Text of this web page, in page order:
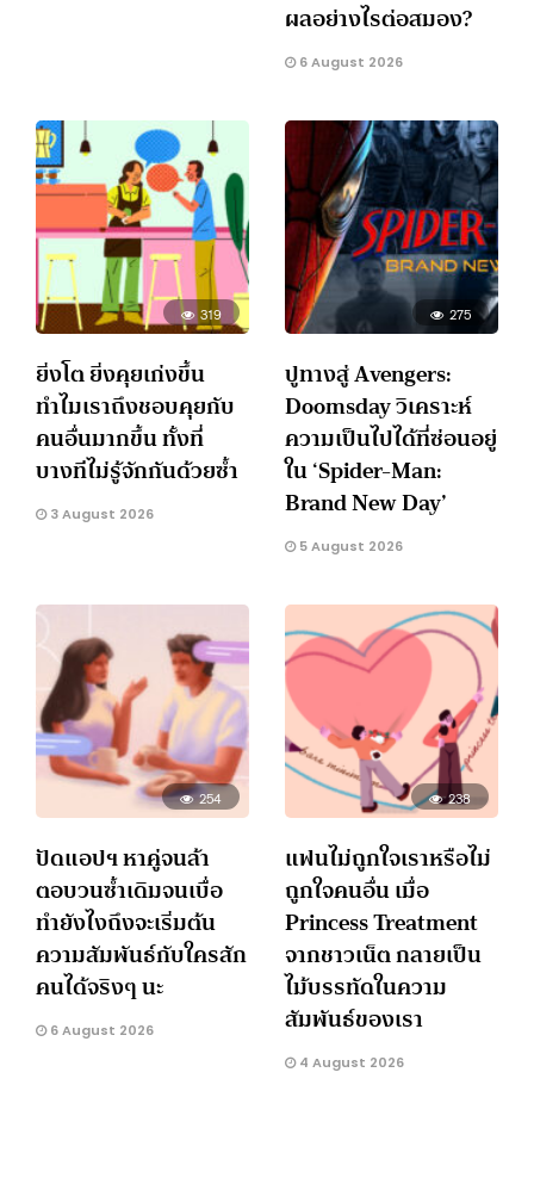
ผลอย่างไรต่อสมอง?
6 August 2026
319
ยิ่งโต ยิ่งคุยเก่งขึ้น
ทำไมเราถึงชอบคุยกับ
คนอื่นมากขึ้น ทั้งที่
บางทีไม่รู้จักกันด้วยซ้ำ
3 August 2026
275
ปูทางสู่ Avengers:
Doomsday วิเคราะห์
ความเป็นไปได้ที่ซ่อนอยู่
ใน ‘Spider-Man:
Brand New Day’
5 August 2026
254
ปัดแอปฯ หาคู่จนล้า
ตอบวนซ้ำเดิมจนเบื่อ
ทำยังไงถึงจะเริ่มต้น
ความสัมพันธ์กับใครสัก
คนได้จริงๆ นะ
6 August 2026
238
แฟนไม่ถูกใจเราหรือไม่
ถูกใจคนอื่น เมื่อ
Princess Treatment
จากชาวเน็ต กลายเป็น
ไม้บรรทัดในความ
สัมพันธ์ของเรา
4 August 2026